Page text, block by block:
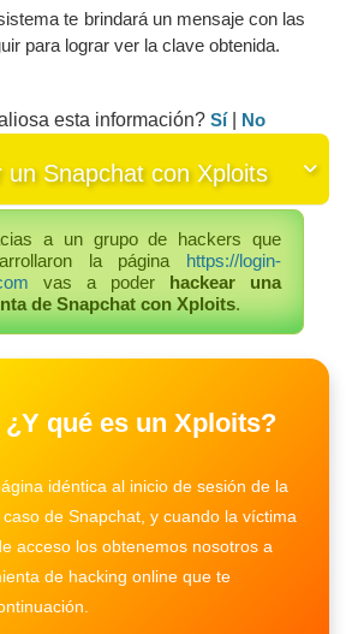
te brindará un mensaje con las
para lograr ver la clave obtenida.
esta información? Sí| No
un Snapchat con Xploits
a un grupo de hackers que
la página https://login-
vas a poder hackear una
de Snapchat con Xploits.
¿Y qué es un Xploits?
idéntica al inicio de sesión de la
de Snapchat, y cuando la víctima
acceso los obtenemos nosotros a
de hacking online que te